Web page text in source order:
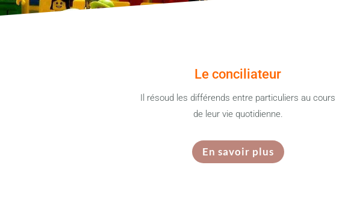
Le conciliateur
Il résoud les différends entre particuliers au cours
de leur vie quotidienne.
En savoir plus